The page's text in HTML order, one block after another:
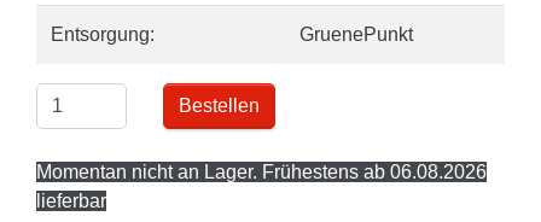
Entsorgung: GruenePunkt
Bestellen
Momentan nicht an Lager. Frühestens ab 06.08.2026
lieferbar